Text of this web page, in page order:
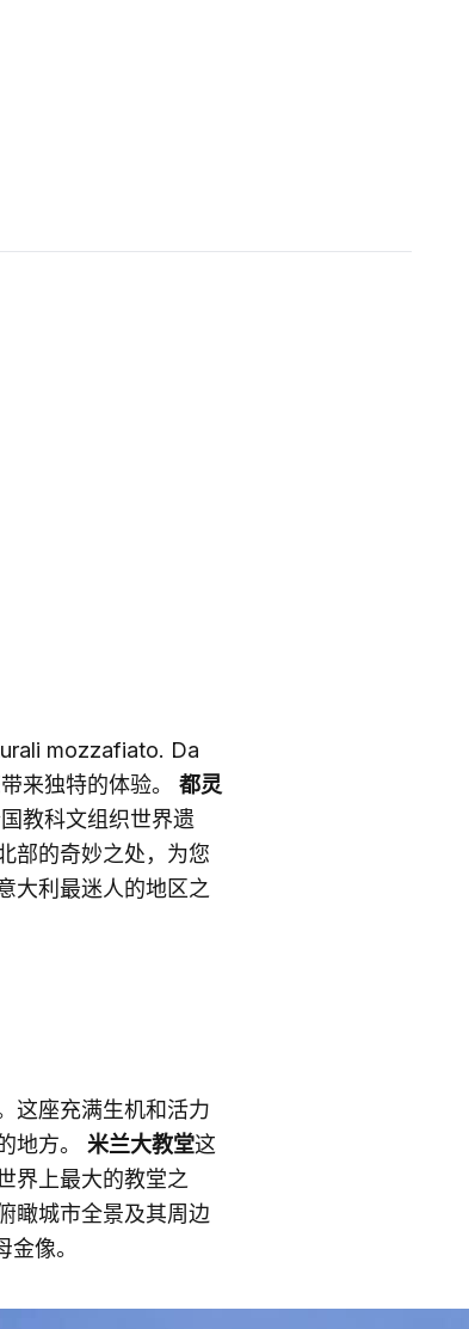
mozzafiato. Da
来独特的体验。 都灵
教科文组织世界遗
部的奇妙之处，为您
大利最迷人的地区之
这座充满生机和活力
地方。 米兰大教堂这
界上最大的教堂之
瞰城市全景及其周边
像。